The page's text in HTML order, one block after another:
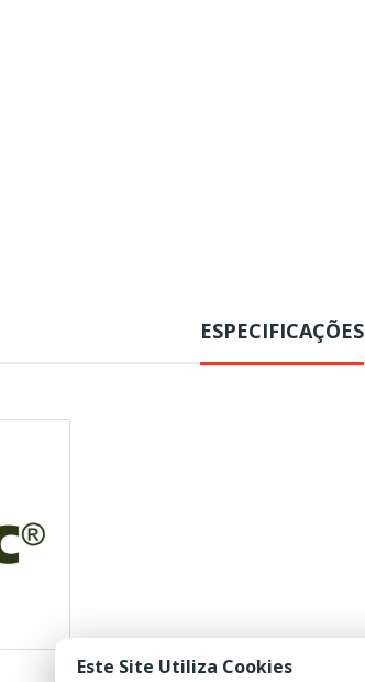
ESPECIFICAÇÕES
Este Site Utiliza Cookies